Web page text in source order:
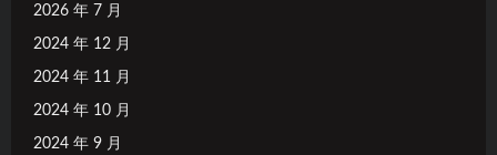
2026 年 7 月
2024 年 12 月
2024 年 11 月
2024 年 10 月
2024 年 9 月